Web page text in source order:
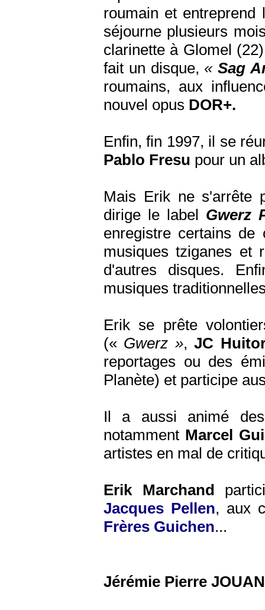
roumain et
séjourne plusieurs
clarinette à Glomel
fait un disque, «Sag
roumains, aux
nouvel opus DOR+.
Enfin, fin 1997, il se
Pablo Fresu pour un
Mais Erik ne s'arrête
dirige le label Gwerz
enregistre certains
musiques tziganes et
d'autres disques.
musiques
Erik se prête
(« Gwerz »,JC
reportages ou des
Planète) et participe
Il a aussi animé des
notamment Marcel
artistes en mal de
Erik Marchand
Jacques Pellen, aux
Frères Guichen...
Jérémie Pierre